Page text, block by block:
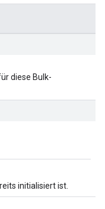
diese Bulk-
initialisiert ist.